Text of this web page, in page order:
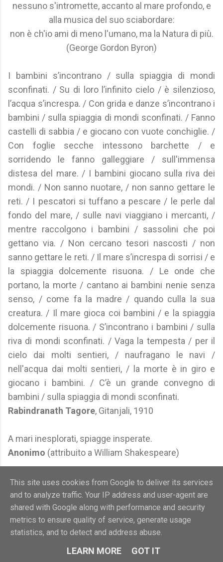
nessuno s'intromette, accanto al mare profondo, e
alla musica del suo sciabordare:
non è ch'io ami di meno l'umano, ma la Natura di più.
(George Gordon Byron)
I bambini s’incontrano / sulla spiaggia di mondi
sconfinati. / Su di loro l’infinito cielo / è silenzioso,
l’acqua s’increspa. / Con grida e danze s’incontrano i
bambini / sulla spiaggia di mondi sconfinati. / Fanno
castelli di sabbia / e giocano con vuote conchiglie. /
Con foglie secche intessono barchette / e
sorridendo le fanno galleggiare / sull'immensa
distesa del mare. / I bambini giocano sulla riva dei
mondi. / Non sanno nuotare, / non sanno gettare le
reti. / I pescatori si tuffano a pescare / le perle dal
fondo del mare, / sulle navi viaggiano i mercanti, /
mentre raccolgono i bambini / sassolini che poi
gettano via. / Non cercano tesori nascosti / non
sanno gettare le reti. / Il mare s’increspa di sorrisi / e
la spiaggia dolcemente risuona. / Le onde che
portano, la morte / cantano ai bambini nenie senza
senso, / come fa la madre / quando culla la sua
creatura. / Il mare gioca coi bambini / e la spiaggia
dolcemente risuona. / S’incontrano i bambini / sulla
riva di mondi sconfinati. / Vaga la tempesta / per il
cielo dai molti sentieri, / naufragano le navi /
nell'acqua dai molti sentieri, / la morte è in giro e
giocano i bambini. / C’è un grande convegno di
bambini / sulla spiaggia di mondi sconfinati.
Rabindranath Tagore, Gitanjali, 1910
A mari inesplorati, spiagge insperate.
Anonimo (attribuito a William Shakespeare)
Come si riconosce in spiaggia un politico? Dal mal...
costume.
Anonimo
Sulla spiaggia un ragazzo dice a una ragazza:
"Perché non fai il bagno?". La ragazza: "Ho le mie
This site uses cookies from Google to deliver its services
and to analyze traffic. Your IP address and user-agent are
shared with Google along with performance and security
metrics to ensure quality of service, generate usage
statistics, and to detect and address abuse.
LEARN MORE GOT IT